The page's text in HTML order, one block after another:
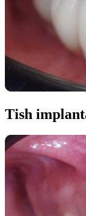
Tish